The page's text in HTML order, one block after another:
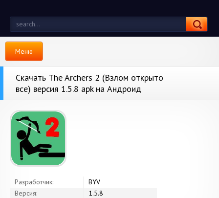
Меню
Скачать The Archers 2 (Взлом открыто
все) версия 1.5.8 apk на Андроид
Разработчик:
BYV
Версия:
1.5.8